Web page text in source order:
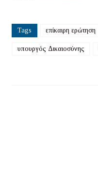
Tags επίκαιρη ερώτηση
υπουργός Δικαιοσύνης